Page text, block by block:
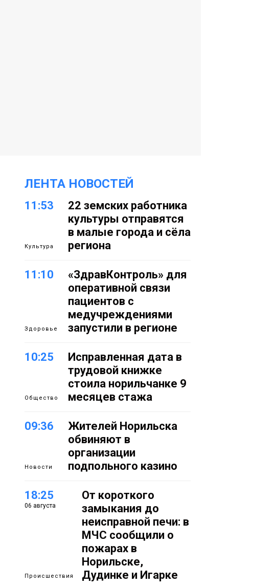
ЛЕНТА НОВОСТЕЙ
11:53
Культура
22 земских работника
культуры отправятся
в малые города и сёла
региона
11:10
Здоровье
«ЗдравКонтроль» для
оперативной связи
пациентов с
медучреждениями
запустили в регионе
10:25
Общество
Исправленная дата в
трудовой книжке
стоила норильчанке 9
месяцев стажа
09:36
Новости
Жителей Норильска
обвиняют в
организации
подпольного казино
18:25
06 августа
Происшествия
От короткого
замыкания до
неисправной печи: в
МЧС сообщили о
пожарах в
Норильске,
Дудинке и Игарке